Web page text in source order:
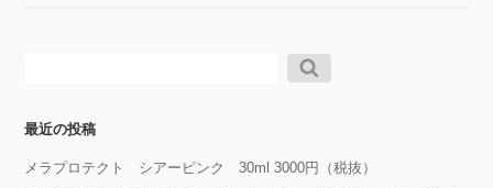
最近の投稿
メラプロテクト シアーピンク 30ml 3000円（税抜）